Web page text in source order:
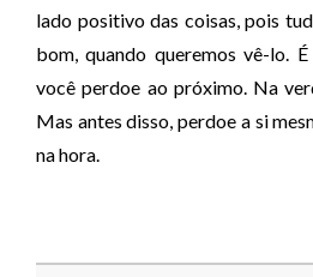
lado positivo das coisas, pois
bom, quando queremos vê-lo.
você perdoe ao próximo. Na
Mas antes disso, perdoe a si
na hora.